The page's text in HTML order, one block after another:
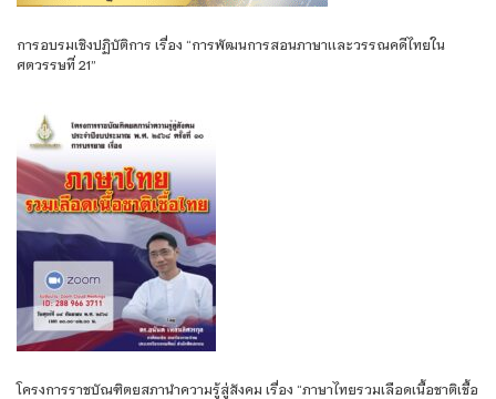
การอบรมเชิงปฏิบัติการ เรื่อง “การพัฒนการสอนภาษาเเละวรรณคดีไทยใน
ศตวรรษที่ 21”
โครงการราชบัณฑิตยสภานำความรู้สู่สังคม เรื่อง “ภาษาไทยรวมเลือดเนื้อชาติเชื้อ